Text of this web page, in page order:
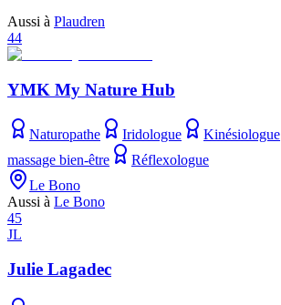
Aussi à Plaudren
44
YMK My Nature Hub
Naturopathe Iridologue Kinésiologue
massage bien-être
Réflexologue
Le Bono
Aussi à Le Bono
45
JL
Julie Lagadec